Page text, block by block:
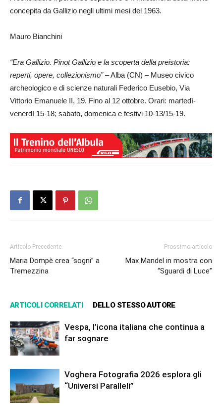
concepita da Gallizio negli ultimi mesi del 1963.
Mauro Bianchini
“Era Gallizio. Pinot Gallizio e la scoperta della preistoria:
reperti, opere, collezionismo” –Alba (CN) – Museo civico
archeologico e di scienze naturali Federico Eusebio, Via
Vittorio Emanuele II, 19. Fino al 12 ottobre. Orari: martedì-
venerdì 15-18; sabato, domenica e festivi 10-13/15-19.
Articolo Precedente
Maria Dompè crea “sogni” a
Tremezzina
Prossimo articolo
Max Mandel in mostra con
“Sguardi di Luce”
ARTICOLI CORRELATI DELLO STESSO AUTORE
Vespa, l’icona italiana che continua a
far sognare
Voghera Fotografia 2026 esplora gli
“Universi Paralleli”